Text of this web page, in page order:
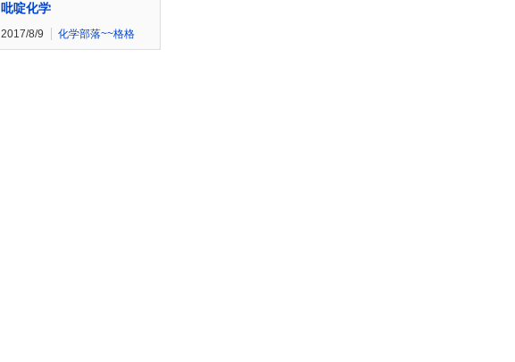
吡啶化学
2017/8/9 化学部落~~格格